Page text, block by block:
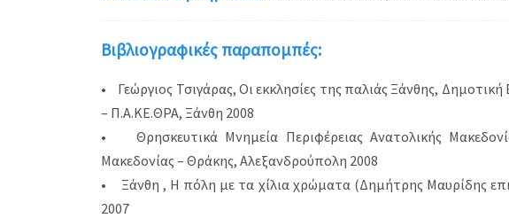
Βιβλιογραφικές παραπομπές:
• Γεώργιος Τσιγάρας, Οι εκκλησίες της παλιάς Ξάνθης,
– Π.Α.ΚΕ.ΘΡΑ, Ξάνθη 2008
• Θρησκευτικά Μνημεία Περιφέρειας Ανατολικής
Μακεδονίας – Θράκης, Αλεξανδρούπολη 2008
• Ξάνθη , Η πόλη με τα χίλια χρώματα (Δημήτρης Μαυρίδης
2007